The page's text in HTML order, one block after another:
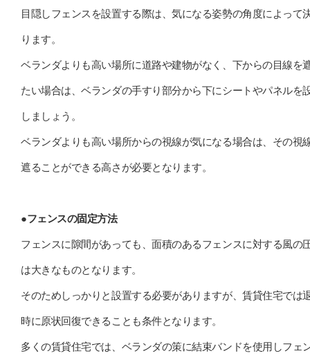
目隠しフェンスを設置する際は、気になる姿勢の角度によって
ります。
ベランダよりも高い場所に道路や建物がなく、下からの目線を
たい場合は、ベランダの手すり部分から下にシートやパネルを
しましょう。
ベランダよりも高い場所からの視線が気になる場合は、その視
遮ることができる高さが必要となります。
●フェンスの固定方法
フェンスに隙間があっても、面積のあるフェンスに対する風の
は大きなものとなります。
そのためしっかりと設置する必要がありますが、賃貸住宅では
時に原状回復できることも条件となります。
多くの賃貸住宅では、ベランダの策に結束バンドを使用しフェ